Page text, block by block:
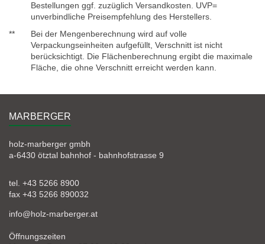
Bestellungen ggf. zuzüglich Versandkosten. UVP=
unverbindliche Preisempfehlung des Herstellers.
**
Bei der Mengenberechnung wird auf volle
Verpackungseinheiten aufgefüllt, Verschnitt ist nicht
berücksichtigt. Die Flächenberechnung ergibt die maximale
Fläche, die ohne Verschnitt erreicht werden kann.
MARBERGER
holz-marberger gmbh
a-6430 ötztal bahnhof - bahnhofstrasse 9
tel. +43 5266 8900
fax +43 5266 890032
info@holz-marberger.at
Öffnungszeiten